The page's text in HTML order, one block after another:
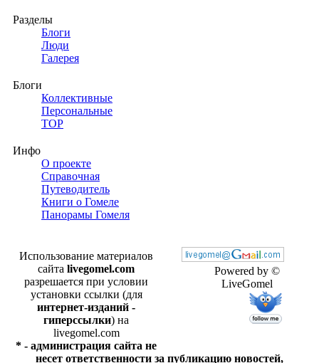
Разделы
Блоги
Люди
Галерея
Блоги
Коллективные
Персональные
TOP
Инфо
О проекте
Справочная
Путеводитель
Книги о Гомеле
Панорамы Гомеля
Powered by ©
LiveGomel
Использование материалов
сайта livegomel.com
разрешается при условии
установки ссылки (для
интернет-изданий -
гиперссылки) на
livegomel.com
* - администрация сайта не
несет ответственности за публикацию новостей,